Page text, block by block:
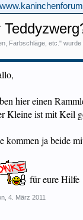
Farbschläge, etc."
hier einen
Kleine ist mit Keil
kommen ja beide
für eure Hilfe
4. März 2011